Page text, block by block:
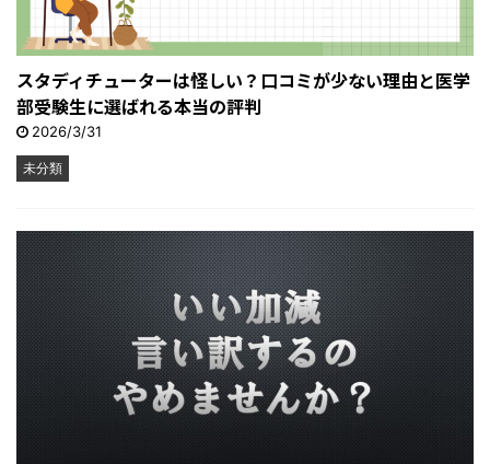
スタディチューターは怪しい？口コミが少ない理由と医学
部受験生に選ばれる本当の評判
2026/3/31
未分類